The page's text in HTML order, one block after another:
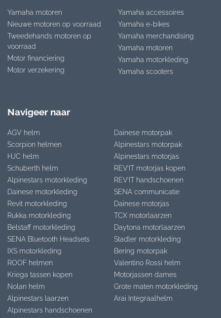
Yamaha motoren
Nieuwe motoren op voorraad
Tweedehands motoren op
voorraad
Motor financiering
Motor verzekering
Yamaha accessoires
Yamaha e-bikes
Yamaha merchandising
Yamaha motoren
Yamaha motorkleding
Yamaha scooters
Navigeer naar
AGV helm
Scorpion helmen
HJC helm
Schuberth helm
Alpinestars motorkleding
Dainese motorkleding
Revit motorkleding
Rukka motorkleding
Belstaff motorkleding
SENA Bluetooth Headsets
IXS motorkleding
ROOF helmen
Kriega tassen kopen
Nolan helm
Alpinestars laarzen
Alpinestars handschoenen
Dainese motorpak
Alpinestars motorpak
Alpinestars motorjas
REV’IT motorjas kopen
REV’IT handschoenen
SENA communicatie
Dainese motorjas
TCX motorlaarzen
Daytona motorlaarzen
Stadler motorkleding
Bering motorpak
Valentino Rossi helm
Motorjassen dames
Grote maten motorkleding
Arai Integraalhelm